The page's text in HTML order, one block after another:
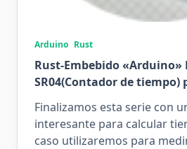
Arduino Rust
Rust-Embebido «Arduino»
SR04(Contador de tiempo)
Finalizamos esta serie con
interesante para calcular
caso utilizaremos para